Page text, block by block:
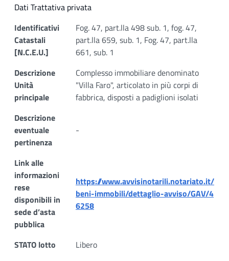
Dati Trattativa privata
Identificativi
Catastali
[N.C.E.U.]
Fog. 47, part.lla 498 sub. 1, fog. 47,
part.lla 659, sub. 1, Fog. 47, part.lla
661, sub. 1
Descrizione
Unità
principale
Complesso immobiliare denominato
"Villa Faro", articolato in più corpi di
fabbrica, disposti a padiglioni isolati
Descrizione
eventuale
pertinenza
-
Link alle
informazioni
rese
disponibili in
sede d’asta
pubblica
https://www.avvisinotarili.notariato.it/
beni-immobili/dettaglio-avviso/GAV/4
6258
STATO lotto
Libero